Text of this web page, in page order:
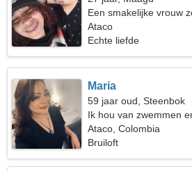
Een smakelijke vrouw
Ataco
Echte liefde
Maria
59 jaar oud, Steenbok
Ik hou van zwemmen
Ataco, Colombia
Bruiloft